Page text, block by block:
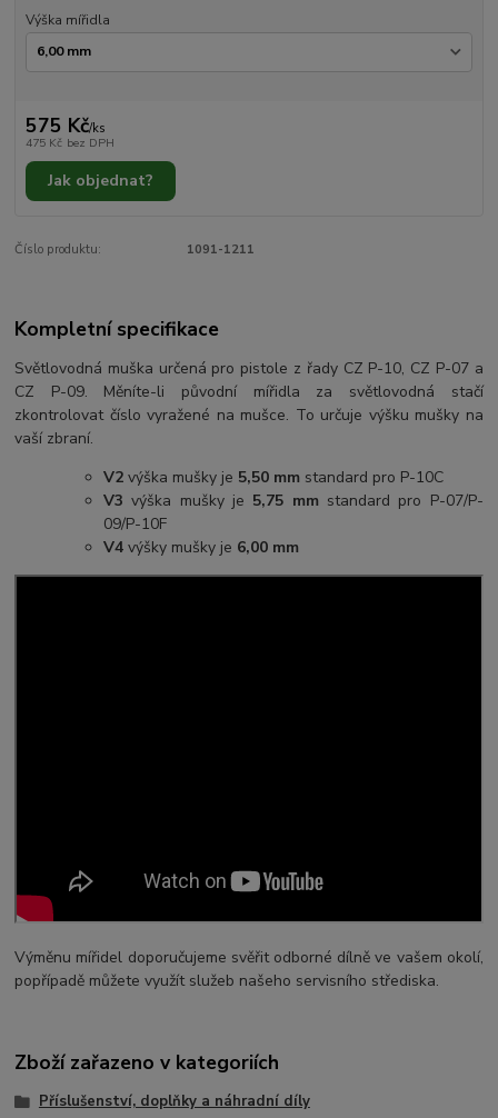
Výška mířidla
575 Kč/ks
475 Kč bez DPH
Jak objednat?
Číslo produktu: 1091-1211
Kompletní specifikace
Světlovodná muška určená pro pistole z řady CZ P-10, CZ P-07 a
CZ P-09. Měníte-li původní mířidla za světlovodná stačí
zkontrolovat číslo vyražené na mušce. To určuje výšku mušky na
vaší zbraní.
V2 výška mušky je 5,50 mm standard pro P-10C
V3 výška mušky je 5,75 mmstandard pro P-07/P-
09/P-10F
V4 výšky mušky je 6,00 mm
Výměnu mířidel doporučujeme svěřit odborné dílně ve vašem okolí,
popřípadě můžete využít služeb našeho servisního střediska.
Zboží zařazeno v kategoriích
Příslušenství, doplňky a náhradní díly